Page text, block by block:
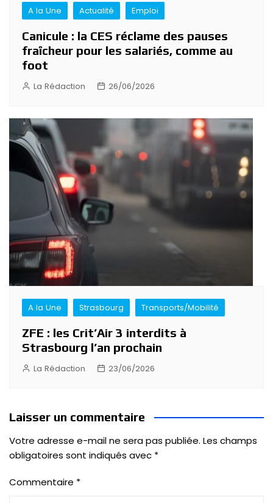
A la Une Actualité Emploi
Canicule : la CES réclame des pauses
fraîcheur pour les salariés, comme au
foot
La Rédaction 26/06/2026
A la Une Strasbourg Transports/Mobilité
ZFE : les Crit’Air 3 interdits à
Strasbourg l’an prochain
La Rédaction 23/06/2026
Laisser un commentaire
Votre adresse e-mail ne sera pas publiée. Les champs
obligatoires sont indiqués avec *
Commentaire *